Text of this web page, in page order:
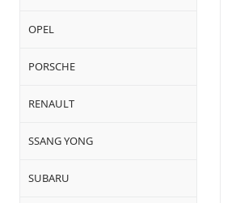
OPEL
PORSCHE
RENAULT
SSANG YONG
SUBARU